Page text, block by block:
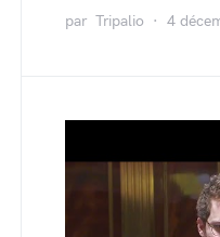
par Tripalio 4